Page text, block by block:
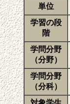
単位
学習の段
階
学問分野
（分野）
学問分野
（分科）